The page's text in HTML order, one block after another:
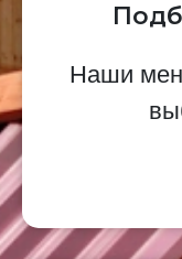
Наши